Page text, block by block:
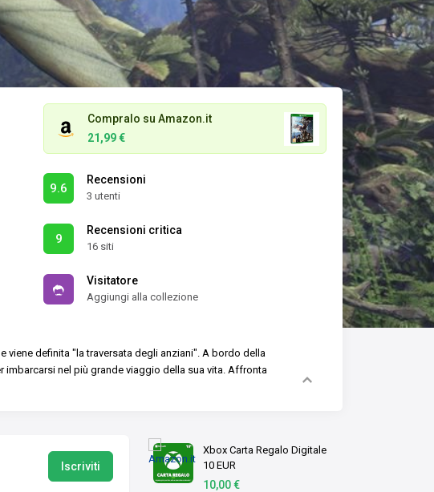
Compralo su Amazon.it
21,99 €
9.6
Recensioni
3 utenti
9
Recensioni critica
16 siti
Visitatore
Aggiungi alla collezione
viene definita "la traversata degli anziani". A bordo della
nel più grande viaggio della sua vita. Affronta
Xbox Carta Regalo Digitale
10 EUR
10,00 €
Iscriviti